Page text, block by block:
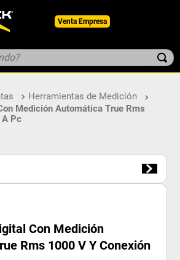
Venta Empresa
Herramientas de Medición
Medición Automática True Rms
A Pc
Con Medición
Rms 1000 V Y Conexión
1 botin
2
5. casco